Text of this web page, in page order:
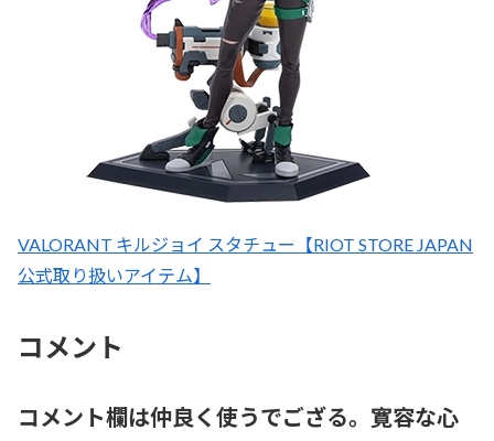
VALORANT キルジョイ スタチュー【RIOT STORE JAPAN
公式取り扱いアイテム】
コメント
コメント欄は仲良く使うでござる。寛容な心